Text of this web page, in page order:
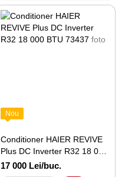
Nou
Conditioner HAIER REVIVE
Plus DC Inverter R32 18 000
BTU
17 000 Lei/buc.